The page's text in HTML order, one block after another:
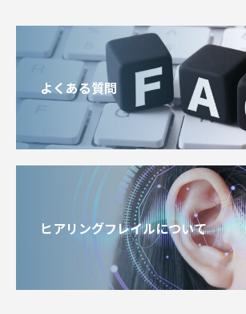
よくある質問
ヒアリングフレイルについて